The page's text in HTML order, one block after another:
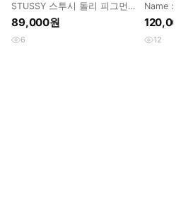
STUSSY 스투시 돌리 피그먼
트 다이드 티셔츠 화이트
89,000원
6
Name :
08-09ss
12